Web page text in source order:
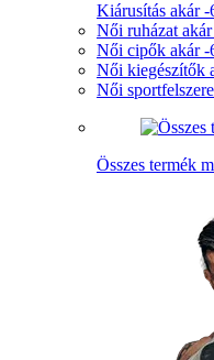
Kiárusítás akár -
Női ruházat
Női cipők akár -
Női kiegészítők
Női
Összes termék